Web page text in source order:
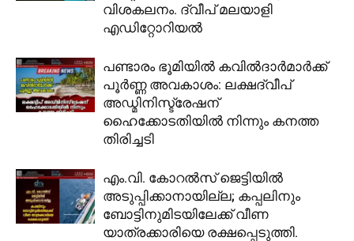
വിശകലനം. ദ്വീപ് മലയാളി
എഡിറ്റോറിയൽ
പണ്ടാരം ഭൂമിയിൽ കവിൽദാർമാർക്ക്
പൂർണ്ണ അവകാശം: ലക്ഷദ്വീപ്
അഡ്മിനിസ്ട്രേഷന്
ഹൈക്കോടതിയിൽ നിന്നും കനത്ത
തിരിച്ചടി
​എം.വി. കോറൽസ് ജെട്ടിയിൽ
അടുപ്പിക്കാനായില്ല; കപ്പലിനും
ബോട്ടിനുമിടയിലേക്ക് വീണ
യാത്രക്കാരിയെ രക്ഷപ്പെടുത്തി.